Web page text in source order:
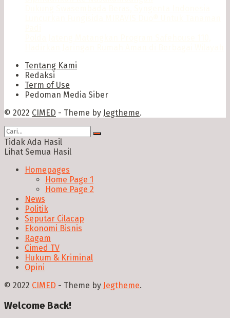
Tentang Kami
Redaksi
Term of Use
Pedoman Media Siber
© 2022 CIMED - Theme by Jegtheme.
Tidak Ada Hasil
Lihat Semua Hasil
Homepages
Home Page 1
Home Page 2
News
Politik
Seputar Cilacap
Ekonomi Bisnis
Ragam
Cimed TV
Hukum & Kriminal
Opini
© 2022 CIMED - Theme by Jegtheme.
Welcome Back!